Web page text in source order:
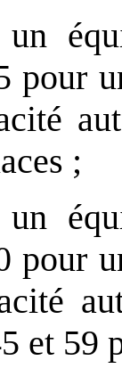
pour
;
pour
et 59